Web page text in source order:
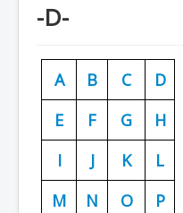
Chronologie
Escadrilles
Organisation
Avions
Formation
Doctrines
-D-
A B C
D
E
F G
H
I
J K
L
M
N O
P